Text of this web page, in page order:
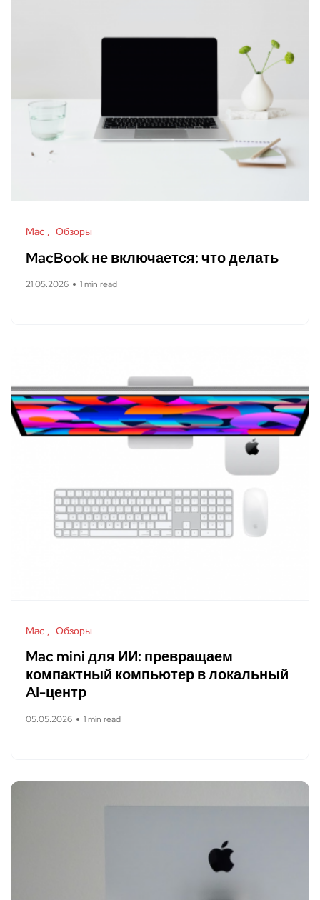
Mac Обзоры
MacBook не включается: что делать
21.05.2026 1 min read
Mac Обзоры
Mac mini для ИИ: превращаем
компактный компьютер в локальный
AI-центр
05.05.2026 1 min read